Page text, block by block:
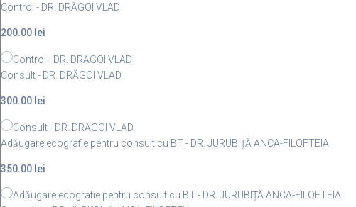
Control - DR. DRĂGOI VLAD
200.00 lei
Control - DR. DRĂGOI VLAD
Consult - DR. DRĂGOI VLAD
300.00 lei
Consult - DR. DRĂGOI VLAD
Adăugare ecografie pentru consult cu BT - DR. JURUBIȚĂ ANCA-FILOFTEIA
350.00 lei
Adăugare ecografie pentru consult cu BT - DR. JURUBIȚĂ ANCA-FILOFTEIA